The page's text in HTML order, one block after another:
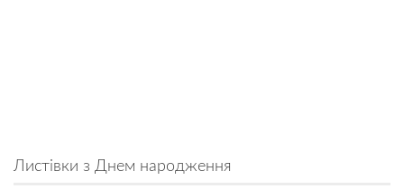
Листівки з Днем народження